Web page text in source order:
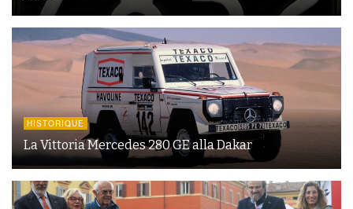
HISTORIQUE
La Vittoria Mercedes 280 GE alla Dakar